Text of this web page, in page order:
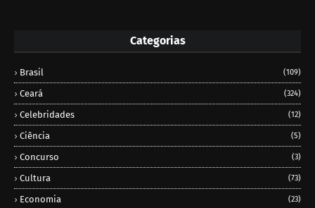
Categorias
Brasil (109)
Ceará (324)
Celebridades (12)
Ciência (5)
Concurso (3)
Cultura (73)
Economia (23)